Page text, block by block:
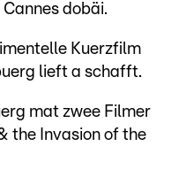
dobäi.
Kuerzfilm
lieft a schafft.
mat zwee Filmer
the Invasion of the